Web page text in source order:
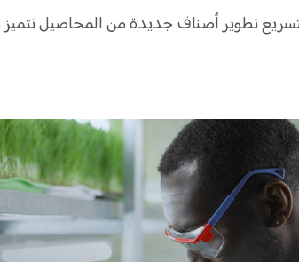
تطوير أصناف جديدة من المحاصيل